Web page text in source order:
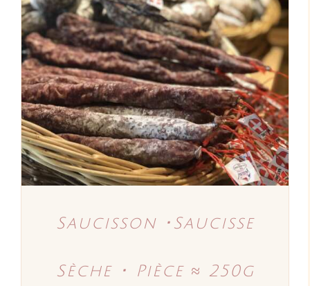
AJOUTER AU PANIER
/
DÉTAILS
Saucisson ･Saucisse
Sèche ･ Pièce ≈ 250g